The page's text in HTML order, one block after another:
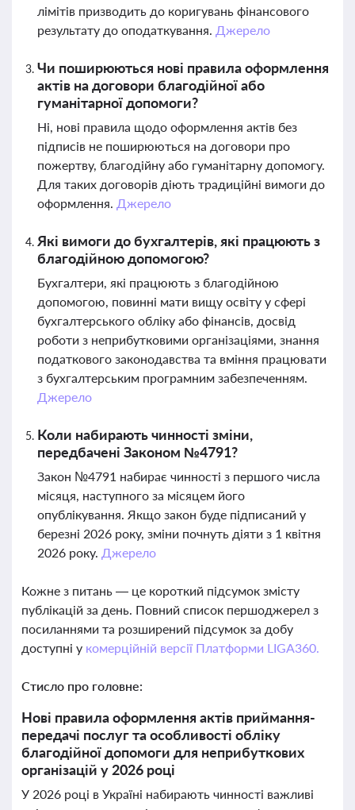
лімітів призводить до коригувань фінансового
результату до оподаткування. Джерело
Чи поширюються нові правила оформлення
актів на договори благодійної або
гуманітарної допомоги?
Ні, нові правила щодо оформлення актів без
підписів не поширюються на договори про
пожертву, благодійну або гуманітарну допомогу.
Для таких договорів діють традиційні вимоги до
оформлення. Джерело
Які вимоги до бухгалтерів, які працюють з
благодійною допомогою?
Бухгалтери, які працюють з благодійною
допомогою, повинні мати вищу освіту у сфері
бухгалтерського обліку або фінансів, досвід
роботи з неприбутковими організаціями, знання
податкового законодавства та вміння працювати
з бухгалтерським програмним забезпеченням.
Джерело
Коли набирають чинності зміни,
передбачені Законом №4791?
Закон №4791 набирає чинності з першого числа
місяця, наступного за місяцем його
опублікування. Якщо закон буде підписаний у
березні 2026 року, зміни почнуть діяти з 1 квітня
2026 року. Джерело
Кожне з питань — це короткий підсумок змісту
публікацій за день. Повний список першоджерел з
посиланнями та розширений підсумок за добу
доступні у комерційній версії Платформи LIGA360.
Стисло про головне:
Нові правила оформлення актів приймання-
передачі послуг та особливості обліку
благодійної допомоги для неприбуткових
організацій у 2026 році
У 2026 році в Україні набирають чинності важливі